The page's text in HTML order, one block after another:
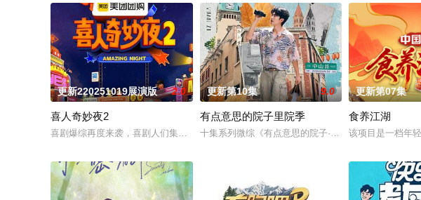
更新220251019展演版 2.0
喜人奇妙夜2
喜剧爆综再度来袭，喜剧人们集结Again！选取最贴近生活的主题创作无限可能的喜剧作品
更新第10集 9.0
有点意思的院子里院季
十集系列微综《有点意思的院子·里院季》以十个故
更新第07集
食养江湖
该项目是一档年